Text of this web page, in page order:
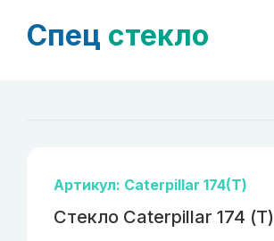
Спец стекло
Артикул: Caterpillar 174(Т)
Стекло Caterpillar 174 (Т)